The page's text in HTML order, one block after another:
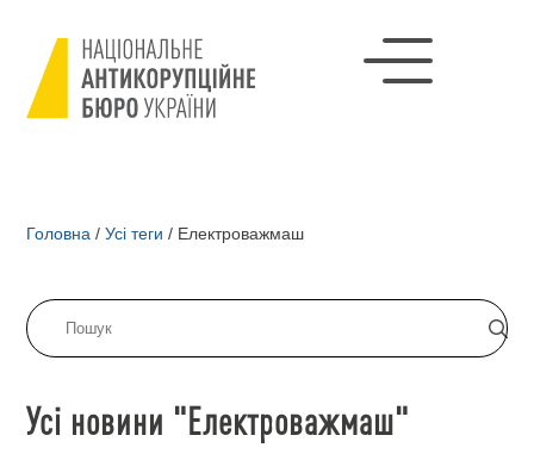
Головна / Усі теги / Електроважмаш
Усі новини "Електроважмаш"